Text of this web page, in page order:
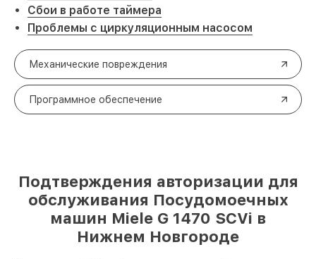
Сбои в работе таймера
Проблемы с циркуляционным насосом
Механические повреждения
Программное обеспечение
Подтверждения авторизации для
обслуживания Посудомоечных
машин Miele G 1470 SCVi в
Нижнем Новгороде